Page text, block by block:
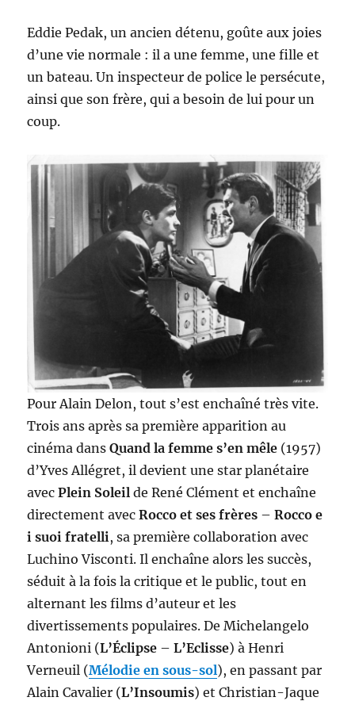
Eddie Pedak, un ancien détenu, goûte aux joies
d’une vie normale : il a une femme, une fille et
un bateau. Un inspecteur de police le persécute,
ainsi que son frère, qui a besoin de lui pour un
coup.
Pour Alain Delon, tout s’est enchaîné très vite.
Trois ans après sa première apparition au
cinéma dansQuand la femme s’en mêle (1957)
d’Yves Allégret, il devient une star planétaire
avecPlein Soleil de René Clément et enchaîne
directement avecRocco et ses frères – Rocco e
i suoi fratelli , sa première collaboration avec
Luchino Visconti. Il enchaîne alors les succès,
séduit à la fois la critique et le public, tout en
alternant les films d’auteur et les
divertissements populaires. De Michelangelo
Antonioni (L’Éclipse – L’Eclisse) à Henri
Verneuil (Mélodie en sous-sol), en passant par
Alain Cavalier (L’Insoumis) et Christian-Jaque